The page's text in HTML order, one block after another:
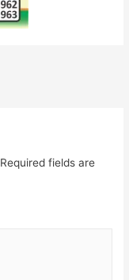
Required fields are